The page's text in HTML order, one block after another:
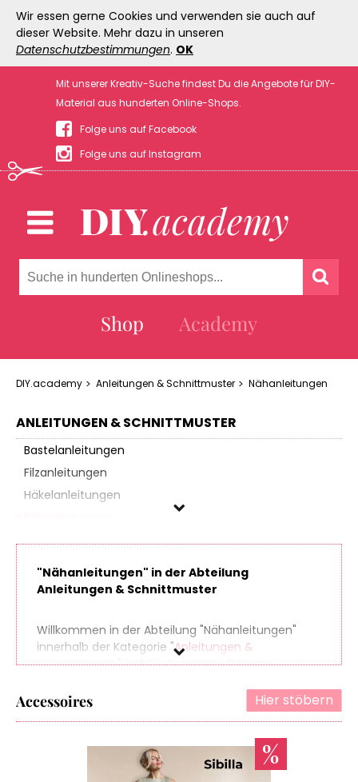
Wir essen gerne Cookies und verwenden sie auch auf
dieser Website. Mehr dazu in unseren
Datenschutzbestimmungen. OK
Mit unserer Kreativ-Suche findest Du die Angebote für DIY-
Material aus hunderten Online-Shops.
Folge uns auf Facebook
Folge uns auf Instagram
Shop Academy
DIY.academy Anleitungen & Schnittmuster Nähanleitungen
ANLEITUNGEN & SCHNITTMUSTER
Bastelanleitungen
Filzanleitungen
Häkelanleitungen
Accessoires
Kind
Taschen
Wohnen
Marke
"Nähanleitungen" in der Abteilung
Anleitungen & Schnittmuster
Willkommen in der Abteilung "Nähanleitungen"
innerhalb der Kategorie "Anleitungen &
Schnittmuster" aufDIY.Academy, Deinem
spielend leicht hunderte Produkte aus zahlreichen
Online-Shops, die sich perfekt für Dein nächstes
am Ende Deiner Einkaufstour noch etwas für
Deinen Kühlschrank übrig bleibt, kannst Du auf
Hier stöbern
Accessoires